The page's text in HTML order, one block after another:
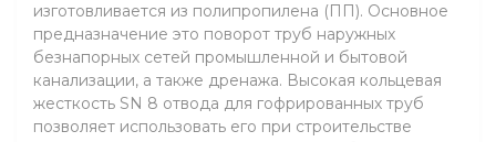
изготовливается из полипропилена (ПП). Основное
предназначение это поворот труб наружных
безнапорных сетей промышленной и бытовой
канализации, а также дренажа. Высокая кольцевая
жесткость SN 8 отвода для гофрированных труб
позволяет использовать его при строительстве